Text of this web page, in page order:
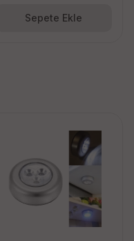
Sepete Ekle